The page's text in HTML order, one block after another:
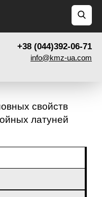
+38 (044)392-06-71
info@kmz-ua.com
свойств
латуней